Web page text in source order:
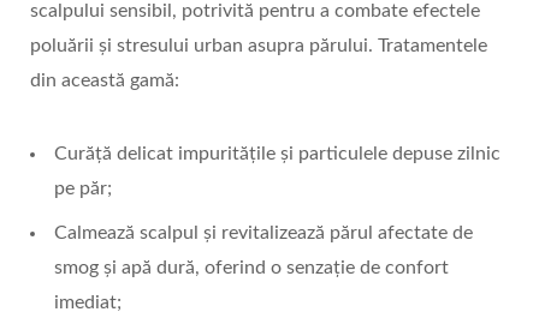
scalpului sensibil, potrivită pentru a combate efectele
poluării și stresului urban asupra părului. Tratamentele
din această gamă:
Curăță delicat impuritățile și particulele depuse zilnic
pe păr;
Calmează scalpul și revitalizează părul afectate de
smog și apă dură, oferind o senzație de confort
imediat;